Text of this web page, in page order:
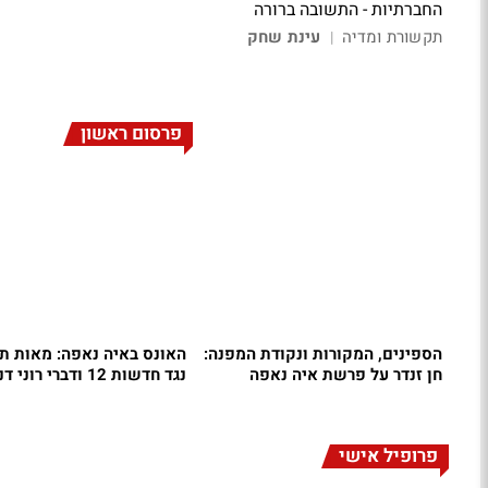
החברתיות - התשובה ברורה
תקשורת ומדיה | עינת שחק
הספינים, המקורות ונקודת המפנה:
חן זנדר על פרשת איה נאפה
פרסום ראשון
האונס באיה נאפה: מאות
נגד חדשות 12 ודברי רוני דניאל
פרופיל אישי